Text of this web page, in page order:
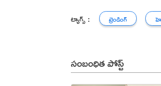
ట్యాగ్స్ : ట్రెండింగ్
సంబంధిత పోస్ట్